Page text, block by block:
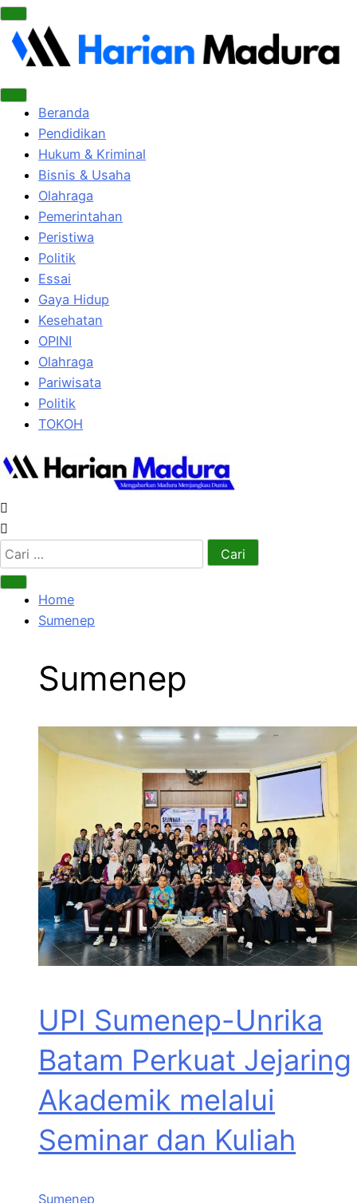
Beranda
Pendidikan
Hukum & Kriminal
Bisnis & Usaha
Olahraga
Pemerintahan
Peristiwa
Politik
Essai
Gaya Hidup
Kesehatan
OPINI
Olahraga
Pariwisata
Politik
TOKOH
Cari
untuk:
Home
Sumenep
Sumenep
UPI Sumenep-Unrika
Batam Perkuat Jejaring
Akademik melalui
Seminar dan Kuliah
Sumenep